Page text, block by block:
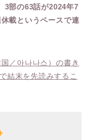
3部の63話が2024年7
載というペースで連
／아나나스）の書き
結末を先読みするこ